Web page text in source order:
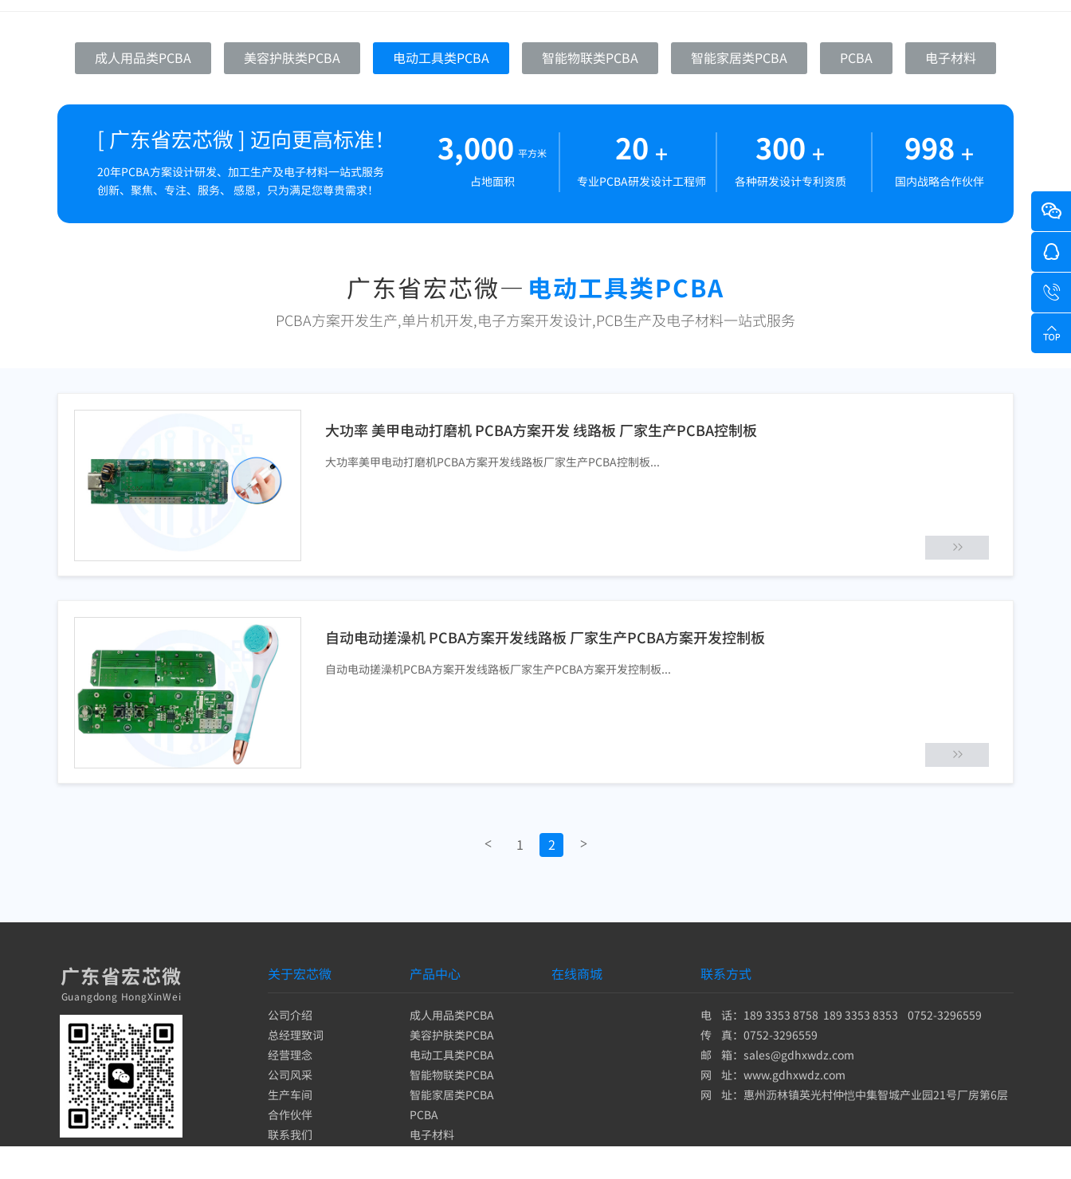
成人用品类PCBA 美容护肤类PCBA 电动工具类PCBA 智能物联类PCBA 智能家居类PCBA PCBA 电子材料
[ 广东省宏芯微 ] 迈向更高标准！
20年PCBA方案设计研发、加工生产及电子材料一站式服务
创新、聚焦、专注、服务、 感恩，只为满足您尊贵需求！
3,000 平方米
占地面积
20 +
专业PCBA研发设计工程师
300 +
各种研发设计专利资质
998 +
国内战略合作伙伴
广东省宏芯微— 电动工具类PCBA
PCBA方案开发生产,单片机开发,电子方案开发设计,PCB生产及电子材料一站式服务
大功率 美甲电动打磨机 PCBA方案开发 线路板 厂家生产PCBA控制板
大功率美甲电动打磨机PCBA方案开发线路板厂家生产PCBA控制板...
自动电动搓澡机 PCBA方案开发线路板 厂家生产PCBA方案开发控制板
自动电动搓澡机PCBA方案开发线路板厂家生产PCBA方案开发控制板...
< 1 2 >
广东省宏芯微
Guangdong HongXinWei
关于宏芯微
公司介绍
总经理致词
经营理念
公司风采
生产车间
合作伙伴
联系我们
产品中心
成人用品类PCBA
美容护肤类PCBA
电动工具类PCBA
智能物联类PCBA
智能家居类PCBA
PCBA
电子材料
在线商城 联系方式
电 话：189 3353 8758 189 3353 8353 0752-3296559
传 真：0752-3296559
邮 箱：sales@gdhxwdz.com
网 址：www.gdhxwdz.com
网 址：惠州沥林镇英光村仲恺中集智城产业园21号厂房第6层